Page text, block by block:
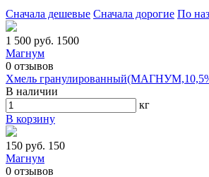
Сначала дешевые Сначала дорогие По
1 500 руб. 1500
Магнум
0 отзывов
Хмель
В наличии
кг
В корзину
150 руб. 150
Магнум
0 отзывов